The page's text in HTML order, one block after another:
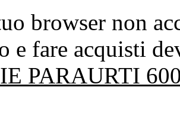
browser non
e fare acquisti
PARAURTI